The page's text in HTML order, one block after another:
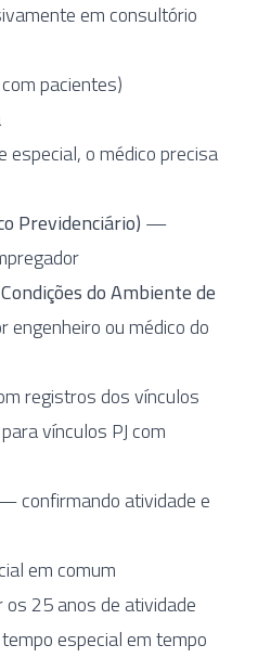
em consultório
pacientes)
especial, o médico precisa
Previdenciário) —
do Ambiente de
ou médico do
registros dos vínculos
vínculos PJ com
confirmando atividade e
em comum
os 25 anos de atividade
especial em tempo